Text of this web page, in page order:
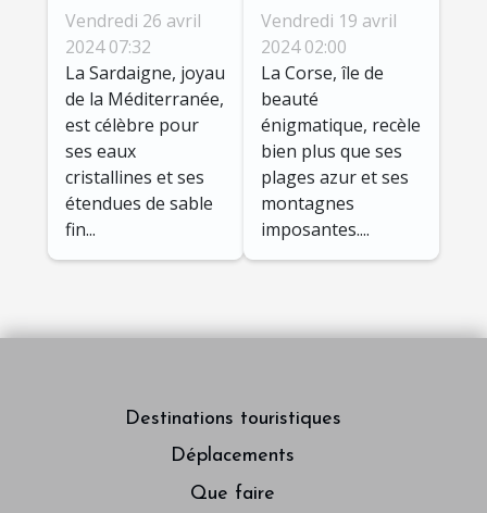
cachées de
Sardaigne :
itinéraires et
conseils pour
un séjour
inoubliable
Vendredi 26 avril
2024 07:32
La Sardaigne, joyau
de la Méditerranée,
est célèbre pour
ses eaux
cristallines et ses
étendues de sable
fin...
cachées de la
Corse :
itinéraires
moins connus
et conseils
pratiques
Vendredi 19 avril
2024 02:00
La Corse, île de
beauté
énigmatique, recèle
bien plus que ses
plages azur et ses
montagnes
imposantes....
Destinations touristiques
Déplacements
Que faire